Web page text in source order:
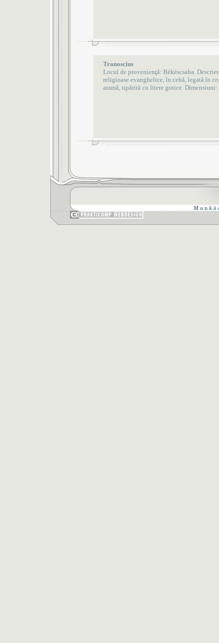
Tranoscius
Locul de provenienţă: Békéscsaba.
religioase evanghelice, în cehă, legată în
aramă, tipărită cu litere gotice.